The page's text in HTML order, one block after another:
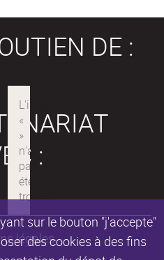
sur le bouton "j'accepte"
des cookies à des fins
DE :
:
légales